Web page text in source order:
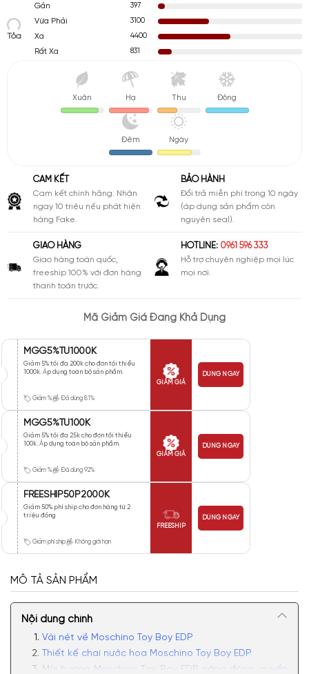
Tỏa
Gần
397
Vừa Phải
3100
Xa
4400
Rất Xa
831
Xuân Hạ Thu Đông
Đêm Ngày
CAM KẾT
Cam kết chính hãng. Nhận
ngay 10 triệu nếu phát hiện
hàng Fake.
BẢO HÀNH
Đổi trả miễn phí trong 10 ngày
(áp dụng sản phẩm còn
nguyên seal).
GIAO HÀNG
Giao hàng toàn quốc,
freeship 100% với đơn hàng
thanh toán trước.
HOTLINE: 0961 596 333
Hỗ trợ chuyên nghiệp mọi lúc
mọi nơi.
Mã Giảm Giá Đang Khả Dụng
MGG5%TU1000K
Giảm 5% tối đa 200k cho đơn tối thiểu
1000k. Áp dụng toàn bộ sản phẩm.
Giảm % Đã dùng 81%
GIẢM GIÁ
DÙNG NGAY
MGG5%TU100K
Giảm 5% tối đa 25k cho đơn tối thiểu
100k. Áp dụng toàn bộ sản phẩm.
Giảm % Đã dùng 92%
GIẢM GIÁ
DÙNG NGAY
FREESHIP50P2000K
Giảm 50% phí ship cho đơn hàng từ 2
triệu đồng
Giảm phí ship Không giới hạn
FREESHIP
DÙNG NGAY
MÔ TẢ SẢN PHẨM
Nội dung chính
Vài nét về Moschino Toy Boy EDP
Thiết kế chai nước hoa Moschino Toy Boy EDP
Mùi hương Moschino Toy Boy EDP năng động, quyến